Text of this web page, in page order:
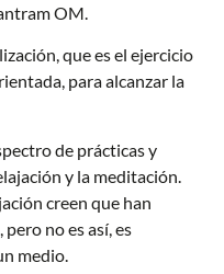
OM.
que es el ejercicio
para alcanzar la
de prácticas y
y la meditación.
creen que han
no es así, es
medio.